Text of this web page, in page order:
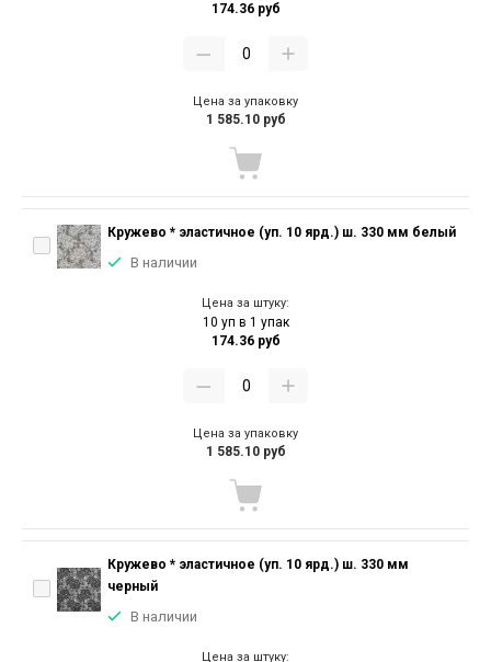
174.36 руб
Цена за упаковку
1 585.10 руб
Кружево * эластичное (уп. 10 ярд.) ш. 330 мм белый
В наличии
Цена за штуку:
10 уп в 1 упак
174.36 руб
Цена за упаковку
1 585.10 руб
Кружево * эластичное (уп. 10 ярд.) ш. 330 мм
черный
В наличии
Цена за штуку: